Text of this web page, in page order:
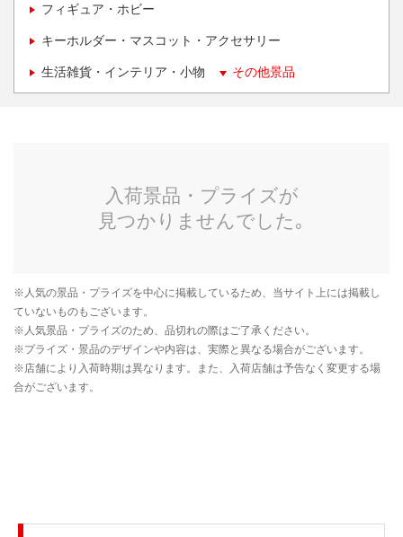
フィギュア・ホビー
キーホルダー・マスコット・アクセサリー
生活雑貨・インテリア・小物 その他景品